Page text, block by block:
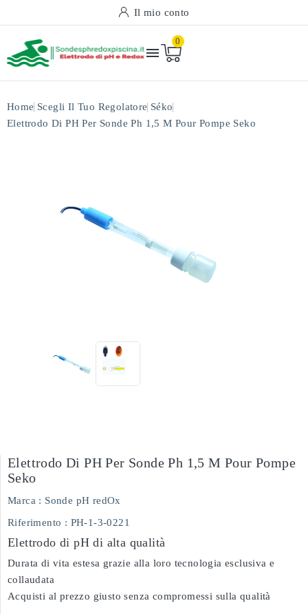
Il mio conto

0
Home Scegli Il Tuo Regolatore Séko
Elettrodo Di PH Per Sonde Ph 1,5 M Pour Pompe Seko
Elettrodo Di PH Per Sonde Ph 1,5 M Pour Pompe
Seko
Marca : Sonde pH redOx
Riferimento : PH-1-3-0221
Elettrodo di pH di alta qualità
Durata di vita estesa grazie alla loro tecnologia esclusiva e
collaudata
Acquisti al prezzo giusto senza compromessi sulla qualità